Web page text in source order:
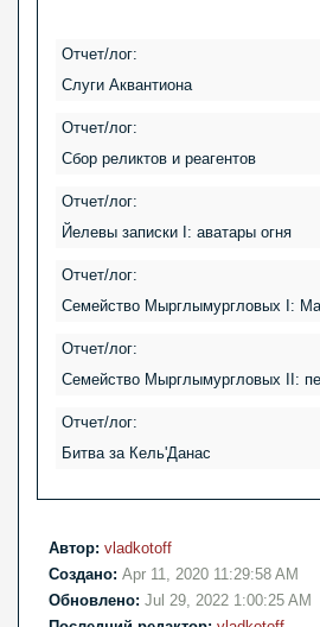
Отчет/лог:
Cлуги Аквантиона
Отчет/лог:
Сбор реликтов и реагентов
Отчет/лог:
Йелевы записки I: аватары огня
Отчет/лог:
Семейство Мырглымургловых I:
Отчет/лог:
Семейство Мырглымургловых II:
Отчет/лог:
Битва за Кель'Данас
Автор: vladkotoff
Создано: Apr 11, 2020 11:29:58 AM
Обновлено: Jul 29, 2022 1:00:25 AM